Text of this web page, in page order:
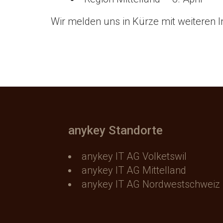
Wir melden uns in Kürze mit weiteren
anykey Standorte
anykey IT AG Volketswil
anykey IT AG Mittelland
anykey IT AG Nordwestschweiz